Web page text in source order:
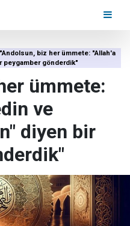
"Andolsun, biz her ümmete: "Allah'a
peygamber gönderdik"
ümmete:
ve
diyen bir